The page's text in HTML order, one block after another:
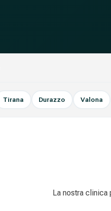
Tirana Durazzo Valona
La nostra